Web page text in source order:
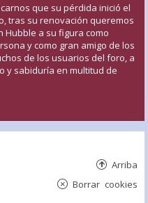
que su pérdida inició el
tras su renovación queremos
Hubble a su figura como
y como gran amigo de los
de los usuarios del foro, a
y sabiduría en multitud de
Arriba
Borrar cookies